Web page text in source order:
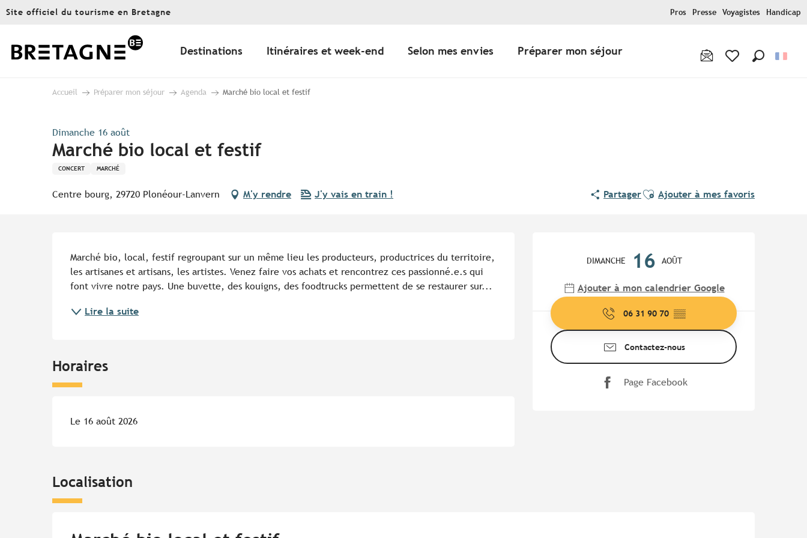
Aller
principal
Site officiel du tourisme en Bretagne Pros Presse Voyagistes Handicap
Destinations Itinéraires et week-end Selon mes envies Préparer mon séjour
Accueil Préparer mon séjour Agenda Marché bio local et festif
Dimanche 16 août
Marché bio local et festif
CONCERT MARCHÉ
Centre bourg, 29720 Plonéour-Lanvern M'y rendre J'y vais en train ! PartagerAjouter aux favoris
Ajouter à mes favoris
DIMANCHE 16 AOÛT
Ajouter à mon calendrier Google
06 31 90 70 ▒▒
Contactez-nous
Page Facebook
Marché bio, local, festif regroupant sur un même lieu les producteurs, productrices du territoire,
les artisanes et artisans, les artistes. Venez faire vos achats et rencontrez ces passionné.e.s qui
font vivre notre pays. Une buvette, des kouigns, des foodtrucks permettent de se restaurer sur...
Lire la suite
Horaires
Le 16 août 2026
Localisation